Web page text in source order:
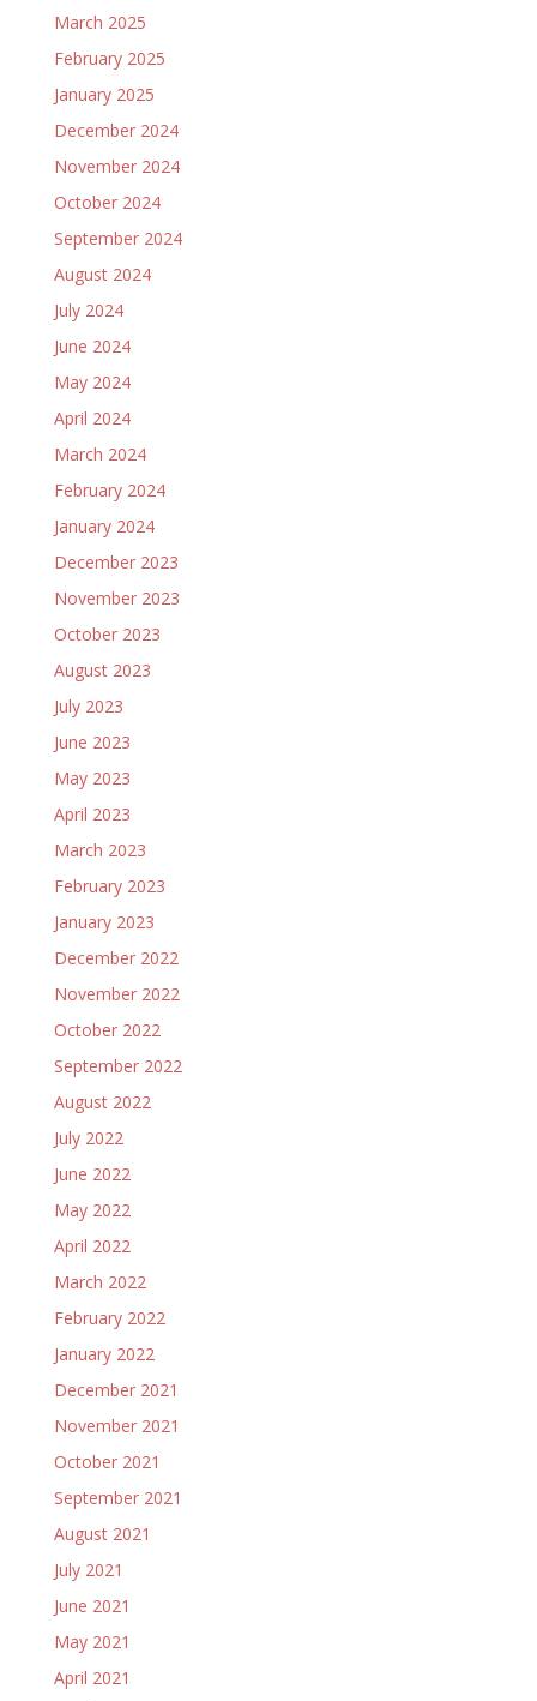
March 2025
February 2025
January 2025
December 2024
November 2024
October 2024
September 2024
August 2024
July 2024
June 2024
May 2024
April 2024
March 2024
February 2024
January 2024
December 2023
November 2023
October 2023
August 2023
July 2023
June 2023
May 2023
April 2023
March 2023
February 2023
January 2023
December 2022
November 2022
October 2022
September 2022
August 2022
July 2022
June 2022
May 2022
April 2022
March 2022
February 2022
January 2022
December 2021
November 2021
October 2021
September 2021
August 2021
July 2021
June 2021
May 2021
April 2021